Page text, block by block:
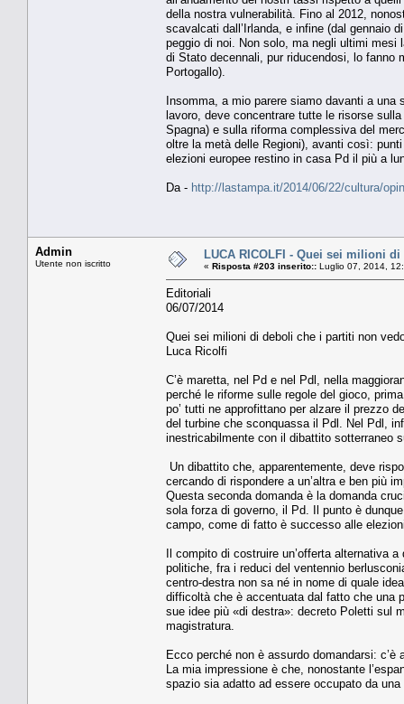
della nostra vulnerabilità. Fino al 2012,
scavalcati dall’Irlanda, e infine (dal gennaio
peggio di noi. Non solo, ma negli ultimi mesi
di Stato decennali, pur riducendosi, lo fanno
Portogallo).
Insomma, a mio parere siamo davanti a
lavoro, deve concentrare tutte le risorse
Spagna) e sulla riforma complessiva del
oltre la metà delle Regioni), avanti così:
elezioni europee restino in casa Pd il più a
Da - http://lastampa.it/2014/06/22/cultura/
Admin
Utente non iscritto
LUCA RICOLFI - Quei sei milioni
« Risposta #203 inserito:: Luglio 07, 2014,
Editoriali
06/07/2014
Quei sei milioni di deboli che i partiti non
Luca Ricolfi
C’è maretta, nel Pd e nel Pdl, nella
perché le riforme sulle regole del gioco,
po’ tutti ne approfittano per alzare il prezzo
del turbine che sconquassa il Pdl. Nel Pdl,
inestricabilmente con il dibattito sotterraneo
Un dibattito che, apparentemente, deve
cercando di rispondere a un’altra e ben più
Questa seconda domanda è la domanda
sola forza di governo, il Pd. Il punto è
campo, come di fatto è successo alle
Il compito di costruire un’offerta alternativa
politiche, fra i reduci del ventennio
centro-destra non sa né in nome di quale
difficoltà che è accentuata dal fatto che una
sue idee più «di destra»: decreto Poletti sul
magistratura.
Ecco perché non è assurdo domandarsi:
La mia impressione è che, nonostante
spazio sia adatto ad essere occupato da